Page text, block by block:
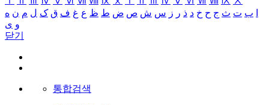
ب ت ث ج ح خ د ذ ر ز س ش ص ض ط ظ ع غ ف ق ک ل م ن ه
و ی
닫기
통합검색